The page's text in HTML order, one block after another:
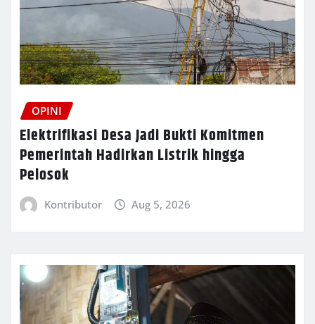
OPINI
Elektrifikasi Desa Jadi Bukti Komitmen
Pemerintah Hadirkan Listrik hingga
Pelosok
Kontributor Aug 5, 2026